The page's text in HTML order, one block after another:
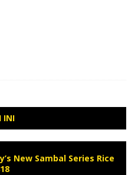
INI
New Sambal Series Rice